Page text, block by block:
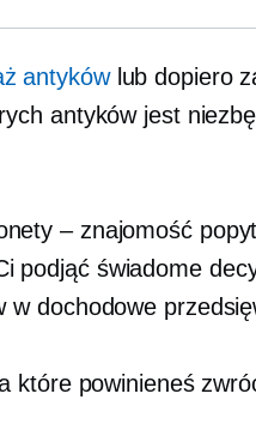
antykówlub dopiero
antyków jest
– znajomość
podjąć świadome
w dochodowe
które powinieneś